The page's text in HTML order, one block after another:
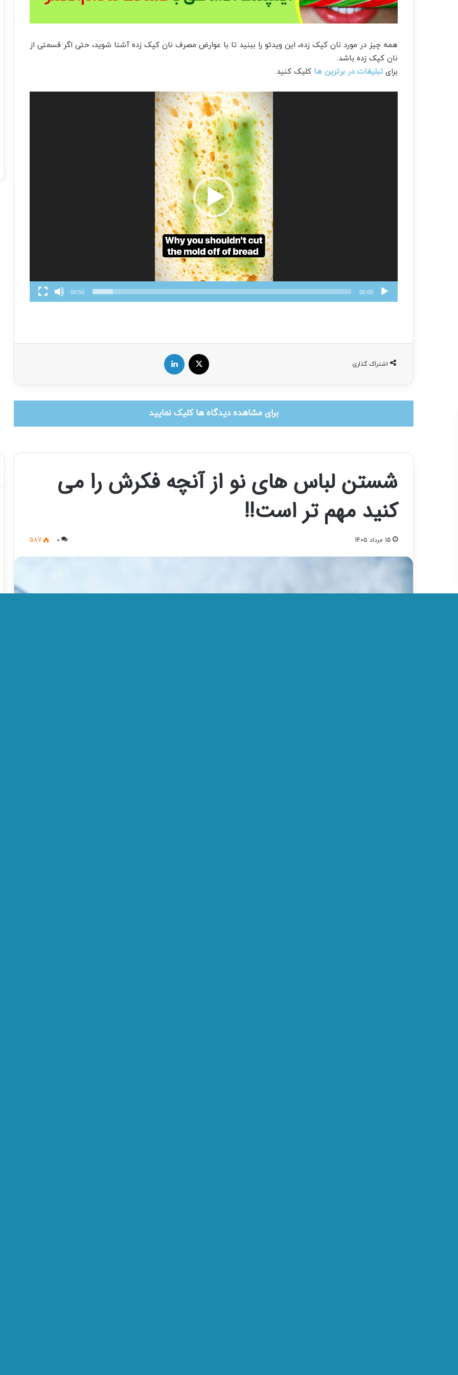
همه چیز در مورد نان کپک زده، این ویدئو را ببنید تا با عوارض مصرف نان کپک زده آشنا شوید، حتی اگر قسمتی از
نان کپک زده باشد.
برای تبلیغات در برترین ها کلیک کنید.
00:00
00:50
اشتراک گذاری
برای مشاهده دیدگاه ها کلیک نمایید